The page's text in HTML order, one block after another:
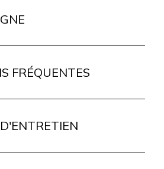
FRÉQUENTES